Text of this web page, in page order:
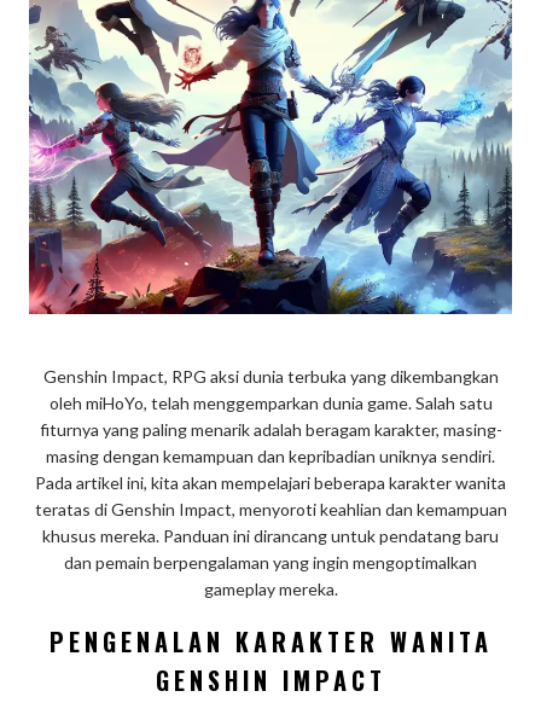
Genshin Impact, RPG aksi dunia terbuka yang dikembangkan
oleh miHoYo, telah menggemparkan dunia game. Salah satu
fiturnya yang paling menarik adalah beragam karakter, masing-
masing dengan kemampuan dan kepribadian uniknya sendiri.
Pada artikel ini, kita akan mempelajari beberapa karakter wanita
teratas di Genshin Impact, menyoroti keahlian dan kemampuan
khusus mereka. Panduan ini dirancang untuk pendatang baru
dan pemain berpengalaman yang ingin mengoptimalkan
gameplay mereka.
PENGENALAN KARAKTER WANITA
GENSHIN IMPACT